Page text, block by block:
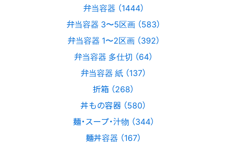
弁当容器 （1444）
弁当容器 3〜5区画 （583）
弁当容器 1〜2区画 （392）
弁当容器 多仕切 （64）
弁当容器 紙 （137）
折箱 （268）
丼もの容器 （580）
麺・スープ・汁物 （344）
麺丼容器 （167）